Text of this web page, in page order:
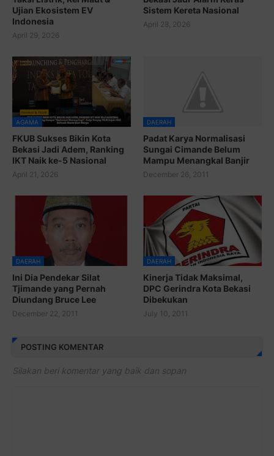
Ujian Ekosistem EV
Indonesia
April 29, 2026
Sistem Kereta Nasional
April 28, 2026
AGAMA
FKUB Sukses Bikin Kota
Bekasi Jadi Adem, Ranking
IKT Naik ke-5 Nasional
April 21, 2026
DAERAH
Padat Karya Normalisasi
Sungai Cimande Belum
Mampu Menangkal Banjir
December 26, 2011
DAERAH
Ini Dia Pendekar Silat
Tjimande yang Pernah
Diundang Bruce Lee
December 22, 2011
DAERAH
Kinerja Tidak Maksimal,
DPC Gerindra Kota Bekasi
Dibekukan
July 10, 2011
POSTING KOMENTAR
Silakan beri komentar yang baik dan sopan